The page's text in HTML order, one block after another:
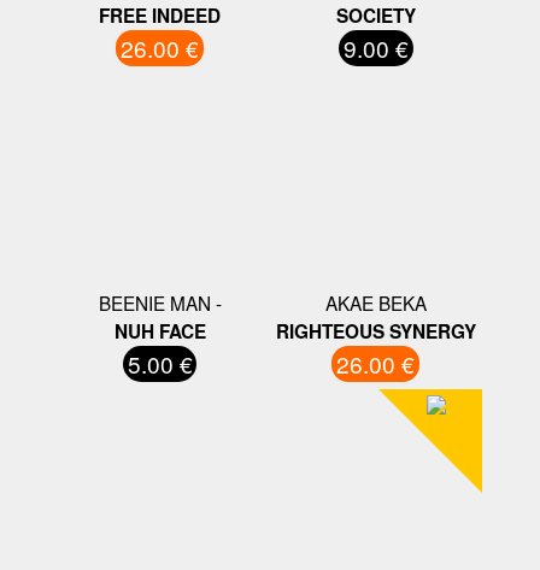
FREE INDEED
26.00 €
SOCIETY
9.00 €
BEENIE MAN -
NUH FACE
5.00 €
AKAE BEKA
RIGHTEOUS SYNERGY
26.00 €